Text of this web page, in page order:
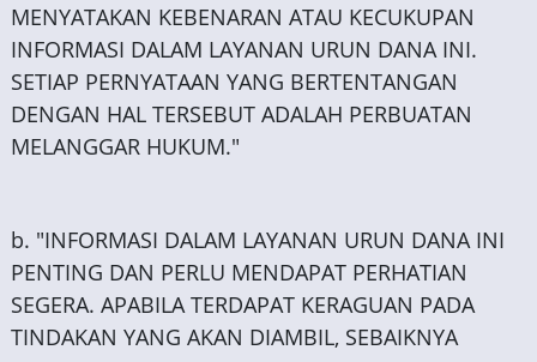
MENYATAKAN KEBENARAN ATAU KECUKUPAN
INFORMASI DALAM LAYANAN URUN DANA INI.
SETIAP PERNYATAAN YANG BERTENTANGAN
DENGAN HAL TERSEBUT ADALAH PERBUATAN
MELANGGAR HUKUM."
b. "INFORMASI DALAM LAYANAN URUN DANA INI
PENTING DAN PERLU MENDAPAT PERHATIAN
SEGERA. APABILA TERDAPAT KERAGUAN PADA
TINDAKAN YANG AKAN DIAMBIL, SEBAIKNYA